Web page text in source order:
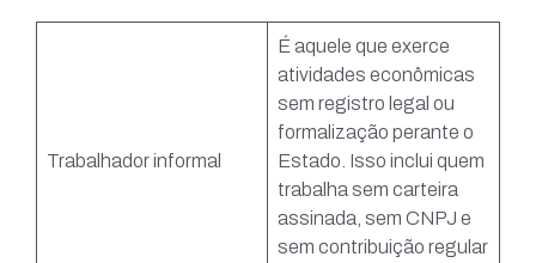
Trabalhador informal
É aquele que exerce
atividades econômicas
sem registro legal ou
formalização perante o
Estado. Isso inclui quem
trabalha sem carteira
assinada, sem CNPJ e
sem contribuição regular